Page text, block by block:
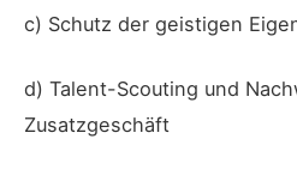
c) Schutz der geistigen
d) Talent-Scouting und
Zusatzgeschäft